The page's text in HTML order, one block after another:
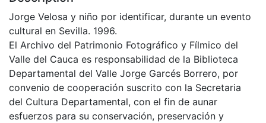
Jorge Velosa y niño por identificar, durante un evento
cultural en Sevilla. 1996.
El Archivo del Patrimonio Fotográfico y Fílmico del
Valle del Cauca es responsabilidad de la Biblioteca
Departamental del Valle Jorge Garcés Borrero, por
convenio de cooperación suscrito con la Secretaria
del Cultura Departamental, con el fin de aunar
esfuerzos para su conservación, preservación y